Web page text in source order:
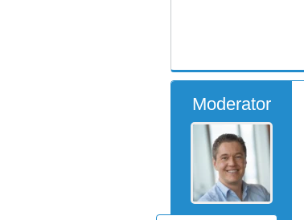
Moderator